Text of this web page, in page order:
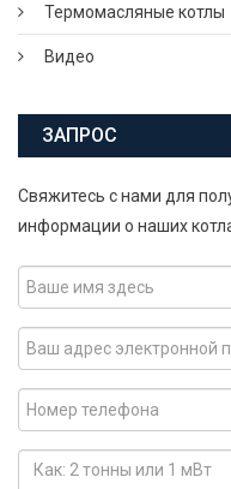
Термомасляные котлы
Видео
ЗАПРОС
Свяжитесь с нами для
информации о наших